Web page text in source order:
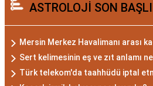
tarihleri arasında doğanları
dönemde doğan bireyler
düşünce yapısına sahiptir.
özellikleri arasında kararlılık,
bulunur. Akrepler,
ASTROLOJİ SON
Mersin Merkez Havalimanı arası
Sert kelimesinin eş ve zıt anlamı
Türk telekom'da taahhüdü iptal